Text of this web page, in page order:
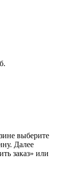
выберите
Далее
заказ» или